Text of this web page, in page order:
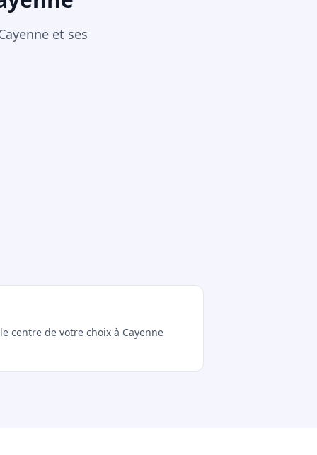
et ses
centre de votre choix à Cayenne